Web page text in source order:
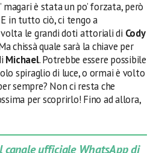
è stata un po’ forzata, però
in tutto ciò, ci tengo a
le grandi doti attoriali di Cody
chissà quale sarà la chiave per
Michael. Potrebbe essere possibile
spiraglio di luce, o ormai è volto
sempre? Non ci resta che
per scoprirlo! Fino ad allora,
canale ufficiale WhatsApp di